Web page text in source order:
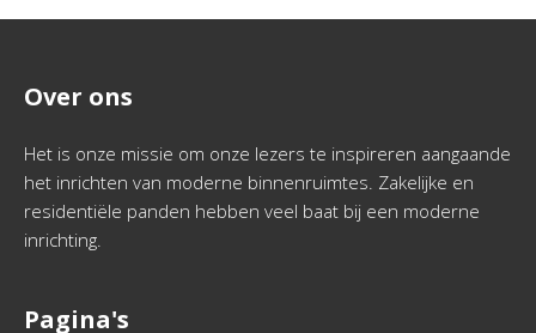
Over ons
Het is onze missie om onze lezers te inspireren aangaande
het inrichten van moderne binnenruimtes. Zakelijke en
residentiële panden hebben veel baat bij een moderne
inrichting.
Pagina's